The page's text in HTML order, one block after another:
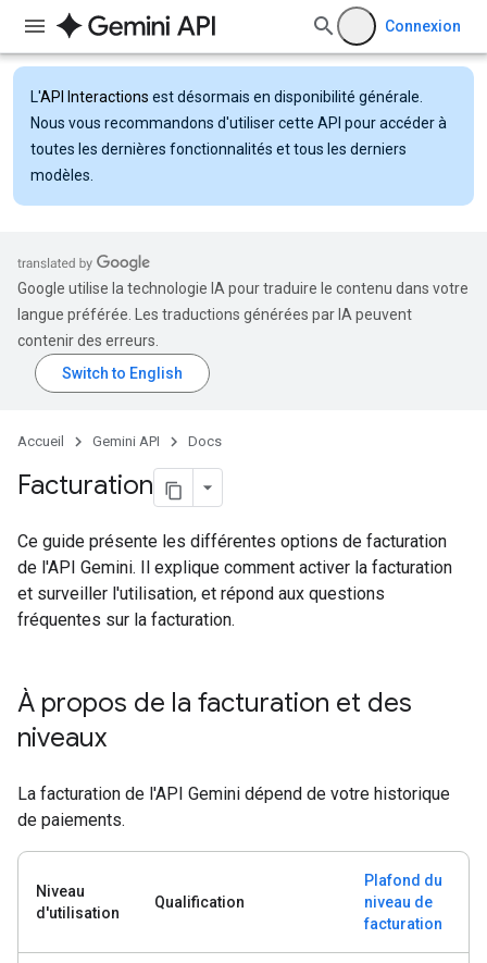
Connexion
L'API Interactions est désormais en disponibilité générale.
Nous vous recommandons d'utiliser cette API pour accéder à
toutes les dernières fonctionnalités et tous les derniers
modèles.
Google utilise la technologie IA pour traduire le contenu dans votre
langue préférée. Les traductions générées par IA peuvent
contenir des erreurs.
Accueil Gemini API Docs
Facturation
Ce guide présente les différentes options de facturation
de l'API Gemini. Il explique comment activer la facturation
et surveiller l'utilisation, et répond aux questions
fréquentes sur la facturation.
À propos de la facturation et des
niveaux
La facturation de l'API Gemini dépend de votre historique
de paiements.
Niveau
d'utilisation
Qualification
Plafond du
niveau de
facturation